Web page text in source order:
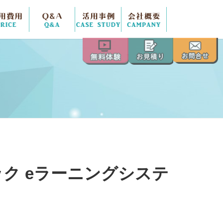
法 費用 Ｑ＆Ａ 活用事例
eラーニングシステ